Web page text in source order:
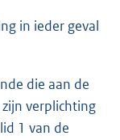
in ieder geval
die aan de
verplichting
1 van de